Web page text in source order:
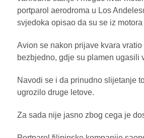
portparol aerodroma u Los
svjedoka opisao da su se iz
Avion se nakon prijave kvara vratio
bezbjedno, gdje su plamen ugasili
Navodi se i da prinudno slijetanje
ugrozilo druge letove.
Za sada nije jasno zbog cega je